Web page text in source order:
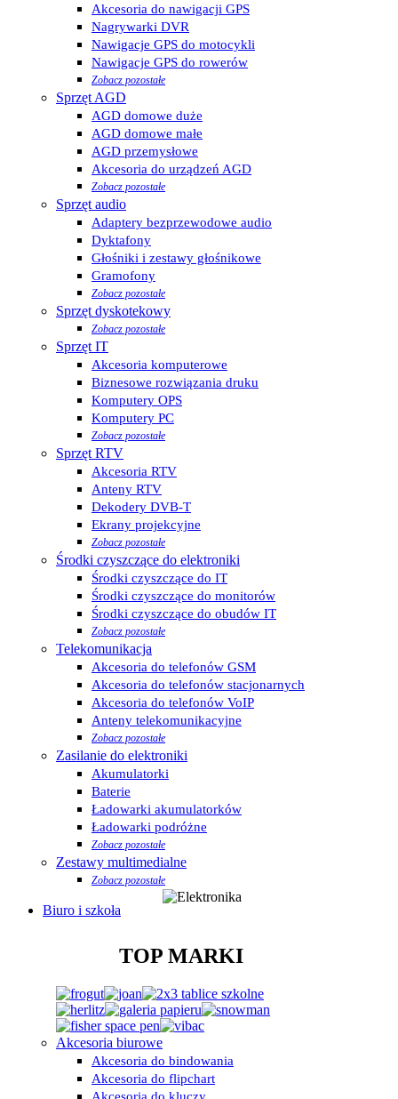
Akcesoria do nawigacji GPS
Nagrywarki DVR
Nawigacje GPS do motocykli
Nawigacje GPS do rowerów
Zobacz pozostałe
Sprzęt AGD
AGD domowe duże
AGD domowe małe
AGD przemysłowe
Akcesoria do urządzeń AGD
Zobacz pozostałe
Sprzęt audio
Adaptery bezprzewodowe audio
Dyktafony
Głośniki i zestawy głośnikowe
Gramofony
Zobacz pozostałe
Sprzęt dyskotekowy
Zobacz pozostałe
Sprzęt IT
Akcesoria komputerowe
Biznesowe rozwiązania druku
Komputery OPS
Komputery PC
Zobacz pozostałe
Sprzęt RTV
Akcesoria RTV
Anteny RTV
Dekodery DVB-T
Ekrany projekcyjne
Zobacz pozostałe
Środki czyszczące do elektroniki
Środki czyszczące do IT
Środki czyszczące do monitorów
Środki czyszczące do obudów IT
Zobacz pozostałe
Telekomunikacja
Akcesoria do telefonów GSM
Akcesoria do telefonów stacjonarnych
Akcesoria do telefonów VoIP
Anteny telekomunikacyjne
Zobacz pozostałe
Zasilanie do elektroniki
Akumulatorki
Baterie
Ładowarki akumulatorków
Ładowarki podróżne
Zobacz pozostałe
Zestawy multimedialne
Zobacz pozostałe
Biuro i szkoła
TOP MARKI
Akcesoria biurowe
Akcesoria do bindowania
Akcesoria do flipchart